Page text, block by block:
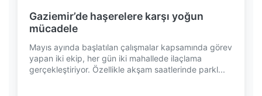
Gaziemir’de haşerelere karşı yoğun
mücadele
Mayıs ayında başlatılan çalışmalar kapsamında görev
yapan iki ekip, her gün iki mahallede ilaçlama
gerçekleştiriyor. Özellikle akşam saatlerinde parkl...